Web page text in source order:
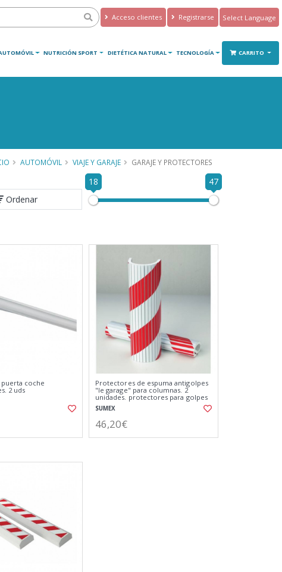
Acceso clientes Registrarse
Translate
NUTRICIÓN SPORT DIETÉTICA NATURAL TECNOLOGÍA CARRITO
AUTOMÓVIL VIAJE Y GARAJE GARAJE Y PROTECTORES
Ordenar
18 47
coche
2 uds
Protectores de espuma antigolpes
"le garage" para columnas. 2
unidades. protectores para golpes
SUMEX
46,20€